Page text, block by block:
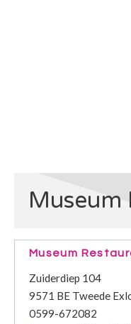
Museum
Museum
Zuiderdiep 104
9571 BE Tweede
0599-672082